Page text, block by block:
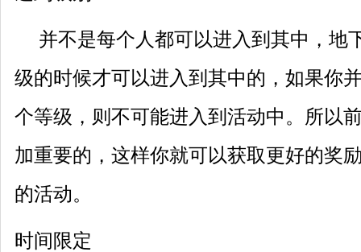
并不是每个人都可以进入到其中，地
级的时候才可以进入到其中的，如果你
个等级，则不可能进入到活动中。所以
加重要的，这样你就可以获取更好的奖
的活动。
时间限定